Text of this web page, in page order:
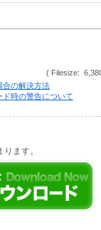
( Filesize:
合の解決方法
時の警告について
ます。